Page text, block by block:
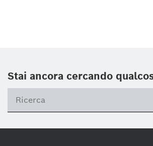
Stai ancora cercando